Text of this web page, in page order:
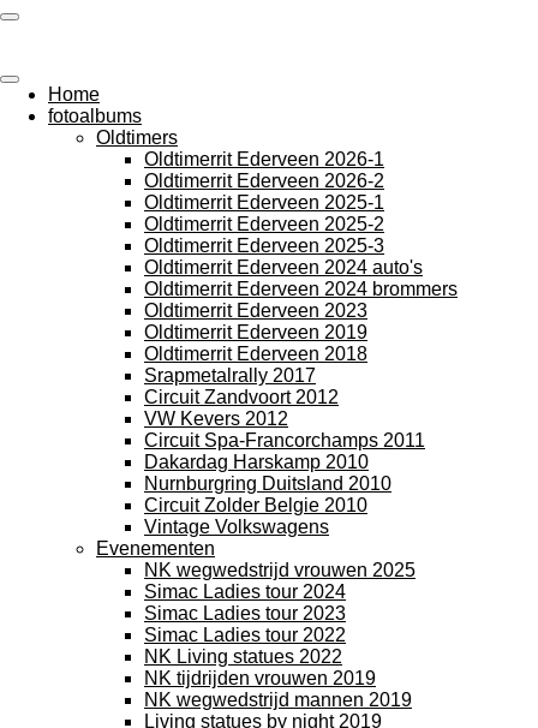
Ga
de
hoofdinhoud
Home
fotoalbums
Oldtimers
Oldtimerrit Ederveen 2026-1
Oldtimerrit Ederveen 2026-2
Oldtimerrit Ederveen 2025-1
Oldtimerrit Ederveen 2025-2
Oldtimerrit Ederveen 2025-3
Oldtimerrit Ederveen 2024 auto's
Oldtimerrit Ederveen 2024 brommers
Oldtimerrit Ederveen 2023
Oldtimerrit Ederveen 2019
Oldtimerrit Ederveen 2018
Srapmetalrally 2017
Circuit Zandvoort 2012
VW Kevers 2012
Circuit Spa-Francorchamps 2011
Dakardag Harskamp 2010
Nurnburgring Duitsland 2010
Circuit Zolder Belgie 2010
Vintage Volkswagens
Evenementen
NK wegwedstrijd vrouwen 2025
Simac Ladies tour 2024
Simac Ladies tour 2023
Simac Ladies tour 2022
NK Living statues 2022
NK tijdrijden vrouwen 2019
NK wegwedstrijd mannen 2019
Living statues by night 2019